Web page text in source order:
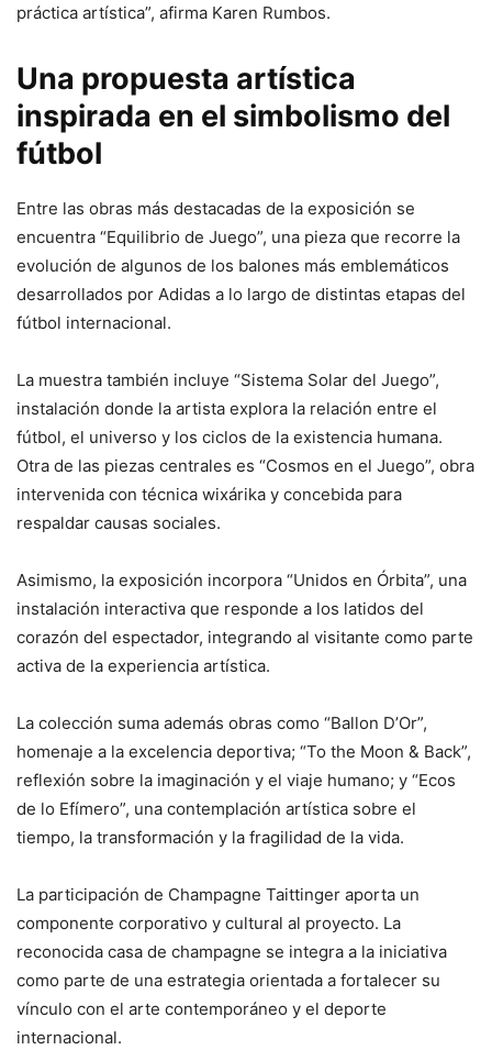
práctica artística”, afirma Karen Rumbos.
Una propuesta artística
inspirada en el simbolismo del
fútbol
Entre las obras más destacadas de la exposición se
encuentra “Equilibrio de Juego”, una pieza que recorre la
evolución de algunos de los balones más emblemáticos
desarrollados por Adidas a lo largo de distintas etapas del
fútbol internacional.
La muestra también incluye “Sistema Solar del Juego”,
instalación donde la artista explora la relación entre el
fútbol, el universo y los ciclos de la existencia humana.
Otra de las piezas centrales es “Cosmos en el Juego”, obra
intervenida con técnica wixárika y concebida para
respaldar causas sociales.
Asimismo, la exposición incorpora “Unidos en Órbita”, una
instalación interactiva que responde a los latidos del
corazón del espectador, integrando al visitante como parte
activa de la experiencia artística.
La colección suma además obras como “Ballon D’Or”,
homenaje a la excelencia deportiva; “To the Moon & Back”,
reflexión sobre la imaginación y el viaje humano; y “Ecos
de lo Efímero”, una contemplación artística sobre el
tiempo, la transformación y la fragilidad de la vida.
La participación de Champagne Taittinger aporta un
componente corporativo y cultural al proyecto. La
reconocida casa de champagne se integra a la iniciativa
como parte de una estrategia orientada a fortalecer su
vínculo con el arte contemporáneo y el deporte
internacional.